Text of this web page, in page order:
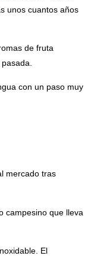
unos cuantos años
de fruta
con un paso muy
mercado tras
campesino que lleva
El